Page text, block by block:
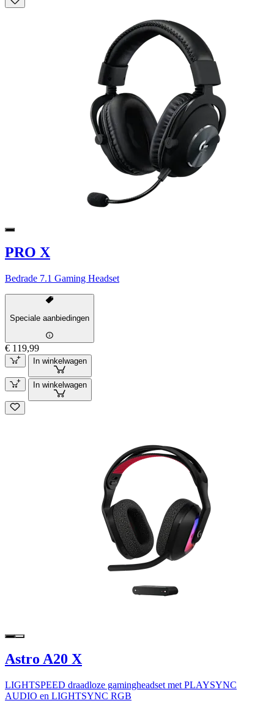
PRO X
Bedrade 7.1 Gaming Headset
Speciale aanbiedingen
€ 119,99
In winkelwagen
In winkelwagen
Astro A20 X
LIGHTSPEED draadloze gamingheadset met PLAYSYNC
AUDIO en LIGHTSYNC RGB